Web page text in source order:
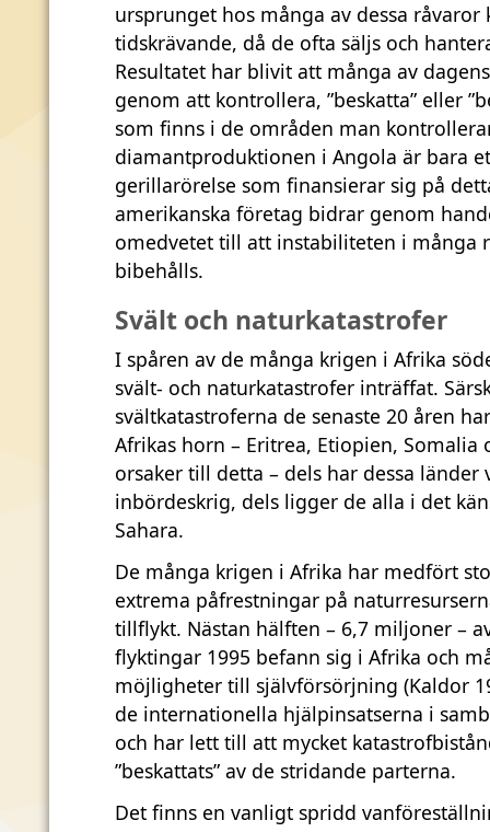
ursprunget hos många av dessa
tidskrävande, då de ofta säljs och
Resultatet har blivit att många av
genom att kontrollera, ”beskatta” eller
som finns i de områden man
diamantproduktionen i Angola är bara
gerillarörelse som finansierar sig på
amerikanska företag bidrar genom
omedvetet till att instabiliteten i många
bibehålls.
Svält och naturkatastrofer
I spåren av de många krigen i Afrika
svält- och naturkatastrofer inträffat.
svältkatastroferna de senaste 20 åren
Afrikas horn – Eritrea, Etiopien,
orsaker till detta – dels har dessa
inbördeskrig, dels ligger de alla i det
Sahara.
De många krigen i Afrika har medfört
extrema påfrestningar på
tillflykt. Nästan hälften – 6,7 miljoner –
flyktingar 1995 befann sig i Afrika och
möjligheter till självförsörjning (Kaldor
de internationella hjälpinsatserna i
och har lett till att mycket
”beskattats” av de stridande parterna.
Det finns en vanligt spridd